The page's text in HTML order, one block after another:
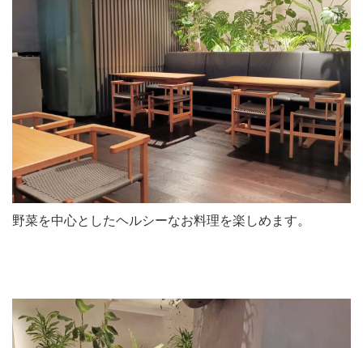
野菜を中心としたヘルシーなお料理を楽しめます。